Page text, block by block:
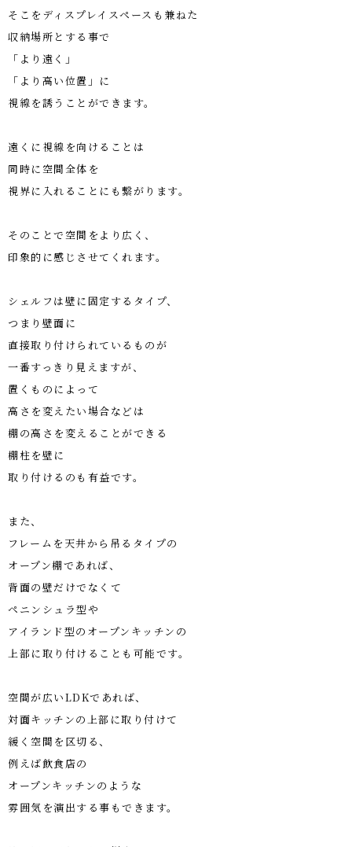
そこをディスプレイスペースも兼ねた
収納場所とする事で
「より遠く」
「より高い位置」に
視線を誘うことができます。
遠くに視線を向けることは
同時に空間全体を
視界に入れることにも繋がります。
そのことで空間をより広く、
印象的に感じさせてくれます。
シェルフは壁に固定するタイプ、
つまり壁面に
直接取り付けられているものが
一番すっきり見えますが、
置くものによって
高さを変えたい場合などは
棚の高さを変えることができる
棚柱を壁に
取り付けるのも有益です。
また、
フレームを天井から吊るタイプの
オープン棚であれば、
背面の壁だけでなくて
ペニンシュラ型や
アイランド型のオープンキッチンの
上部に取り付けることも可能です。
空間が広いLDKであれば、
対面キッチンの上部に取り付けて
緩く空間を区切る、
例えば飲食店の
オープンキッチンのような
雰囲気を演出する事もできます。